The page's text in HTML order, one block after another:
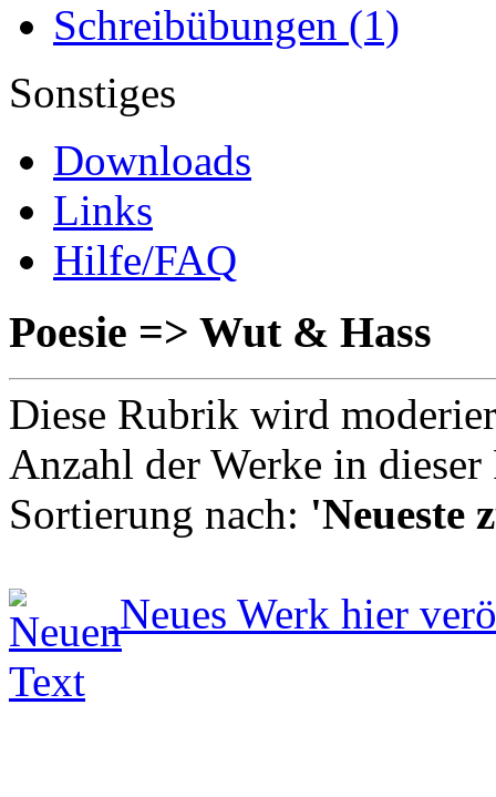
Schreibübungen (1)
Sonstiges
Downloads
Links
Hilfe/FAQ
Poesie => Wut & Hass
Diese Rubrik wird
Anzahl der Werke in
Sortierung nach: 'Neueste
Neues Werk hier